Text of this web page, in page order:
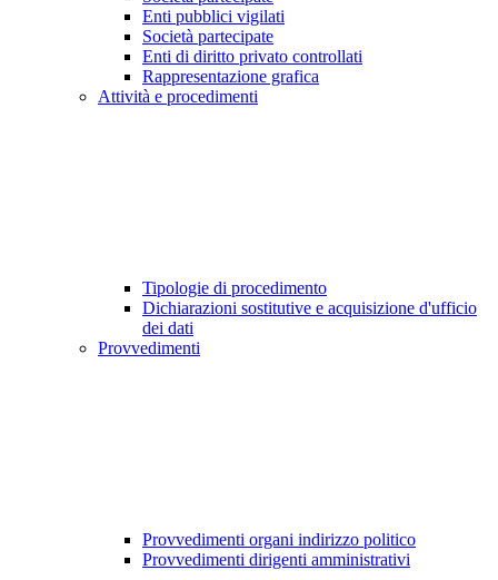
Enti pubblici vigilati
Società partecipate
Enti di diritto privato controllati
Rappresentazione grafica
Attività e procedimenti
Tipologie di procedimento
Dichiarazioni sostitutive e acquisizione d'ufficio
dei dati
Provvedimenti
Provvedimenti organi indirizzo politico
Provvedimenti dirigenti amministrativi